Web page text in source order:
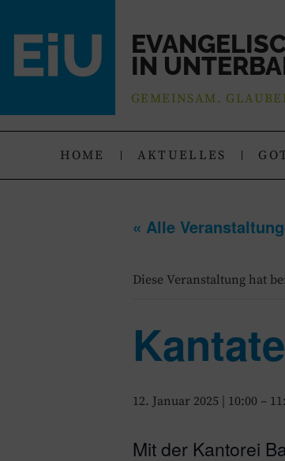
IN
GEMEINSAM.
HOME AKTUELLES
« Alle
Diese Veranstaltung hat
12. Januar 2025 | 10:00 –
Mit der Kantorei